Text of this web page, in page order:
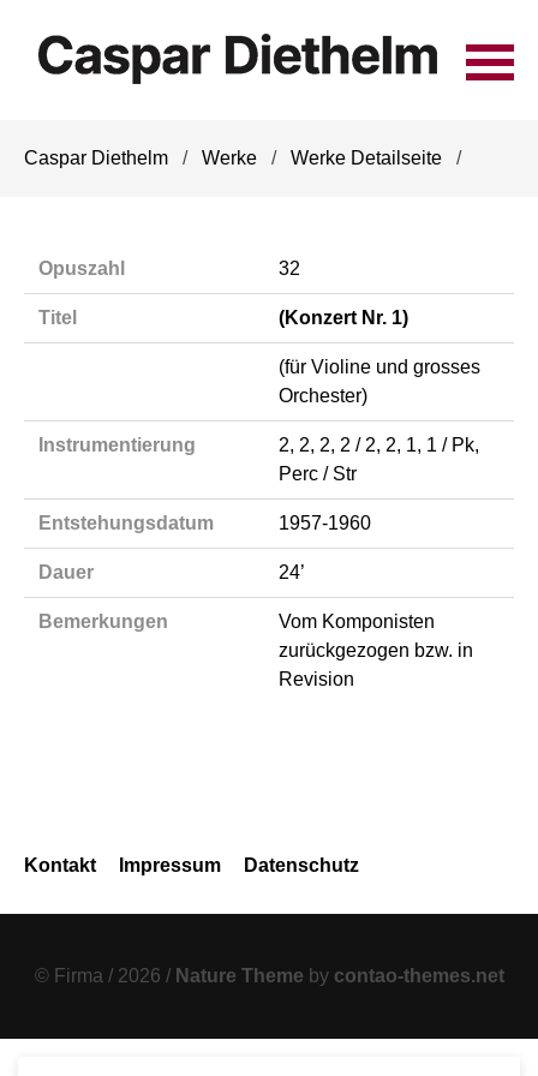
überspringen
Caspar Diethelm Werke Werke Detailseite
Opuszahl 32
Titel (Konzert Nr. 1)
(für Violine und grosses
Orchester)
Instrumentierung
2, 2, 2, 2 / 2, 2, 1, 1 / Pk,
Perc / Str
Entstehungsdatum 1957-1960
Dauer 24’
Bemerkungen
Vom Komponisten
zurückgezogen bzw. in
Revision
überspringen
Kontakt Impressum Datenschutz
© Firma / 2026 / Nature Theme by contao-themes.net